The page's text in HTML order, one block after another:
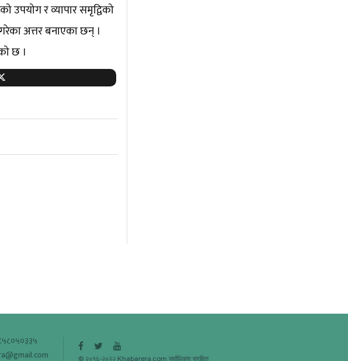
उपयोग र व्यापार समृद्विको
अत्तर बनाएका छन् ।
छ ।
© २०१६-२०२२ Khabarera.com सर्वाधिकार सुरक्षित